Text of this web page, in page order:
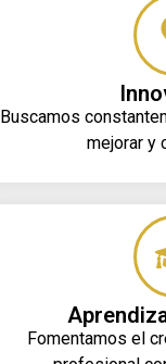
Buscamos
mejorar y
Fomentamos el